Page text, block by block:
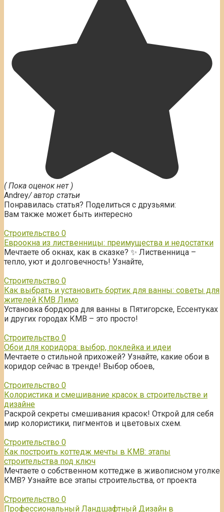
( Пока оценок нет )
Andrey/ автор статьи
Понравилась статья? Поделиться с друзьями:
Вам также может быть интересно
Строительство 0
Евроокна из лиственницы: преимущества и недостатки
Мечтаете об окнах, как в сказке? ✨ Лиственница –
тепло, уют и долговечность! Узнайте,
Строительство 0
Как выбрать и установить бортик для ванны: советы для
жителей КМВ Лимо
Установка бордюра для ванны в Пятигорске, Ессентуках
и других городах КМВ – это просто!
Строительство 0
Обои для коридора: выбор, поклейка и идеи
Мечтаете о стильной прихожей? Узнайте, какие обои в
коридор сейчас в тренде! Выбор обоев,
Строительство 0
Колористика и смешивание красок в строительстве и
дизайне
Раскрой секреты смешивания красок! Открой для себя
мир колористики, пигментов и цветовых схем.
Строительство 0
Как построить коттедж мечты в КМВ: этапы
строительства под ключ
Мечтаете о собственном коттедже в живописном уголке
КМВ? Узнайте все этапы строительства, от проекта
Строительство 0
Профессиональный Ландшафтный Дизайн в